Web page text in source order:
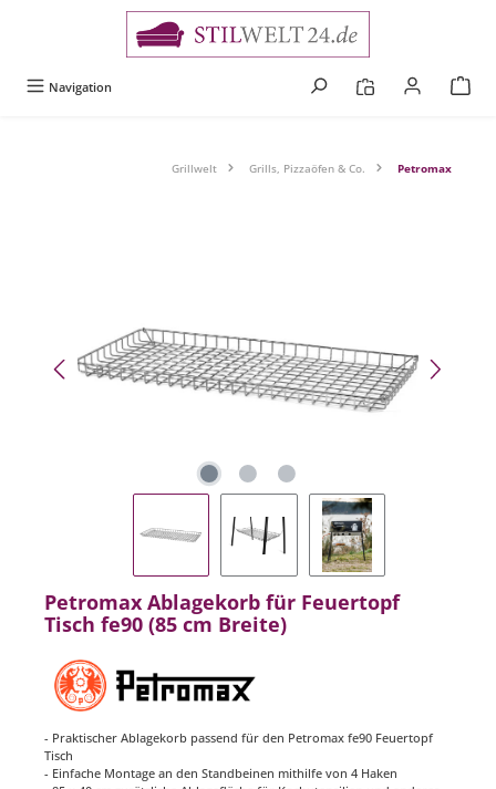
Navigation
Grillwelt Grills, Pizzaöfen & Co. Petromax
Petromax Ablagekorb für Feuertopf
Tisch fe90 (85 cm Breite)
- Praktischer Ablagekorb passend für den Petromax fe90 Feuertopf
Tisch
- Einfache Montage an den Standbeinen mithilfe von 4 Haken